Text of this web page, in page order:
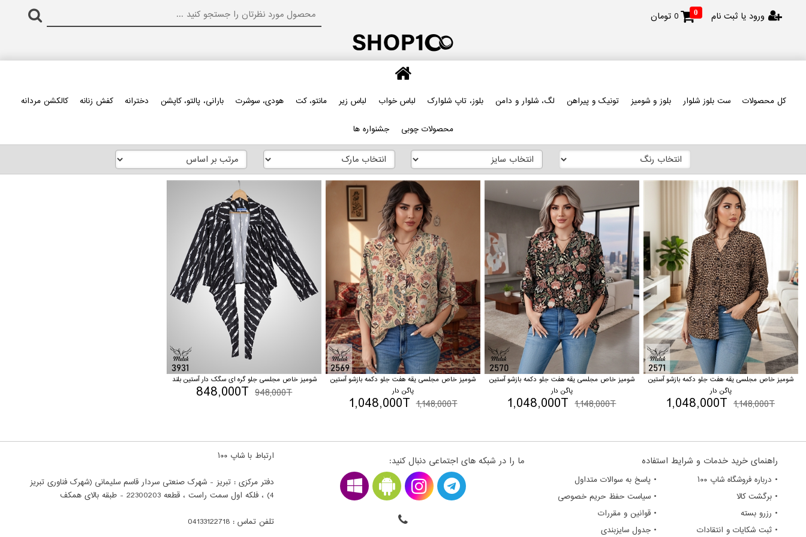
ورود یا ثبت نام 0
0 تومان
کل محصولات ست بلوز شلوار بلوز و شومیز تونیک و پیراهن لگ، شلوار و دامن بلوز، تاپ شلوارک لباس خواب لباس زیر مانتو، کت هودی، سوشرت بارانی، پالتو، کاپشن دخترانه کفش زنانه کالکشن مردانه
محصولات چوبی جشنواره ها
شومیز خاص مجلسی یقه هفت جلو دکمه بازشو آستین
پاگن دار
1,148,000T
1,048,000T
شومیز خاص مجلسی یقه هفت جلو دکمه بازشو آستین
پاگن دار
1,148,000T
1,048,000T
شومیز خاص مجلسی یقه هفت جلو دکمه بازشو آستین
پاگن دار
1,148,000T
1,048,000T
شومیز خاص مجلسی جلو گره ای سگک دار آستین بلند
948,000T
848,000T
راهنمای خرید خدمات و شرایط استفاده
• درباره فروشگاه شاپ ۱۰۰
• پاسخ به سوالات متداول
• برگشت کالا
• سیاست حفظ حریم خصوصی
• رزرو بسته
• قوانین و مقررات
• ثبت شکایات و انتقادات
• جدول سایزبندی
ما را در شبکه های اجتماعی دنبال کنید:
ارتباط با شاپ ۱۰۰
دفتر مرکزی : تبریز - شهرک صنعتی سردار قاسم سلیمانی (شهرک فناوری تبریز
4) ، فلکه اول سمت راست ، قطعه 22300203 - طبقه بالای همکف
تلفن تماس : 04133122718